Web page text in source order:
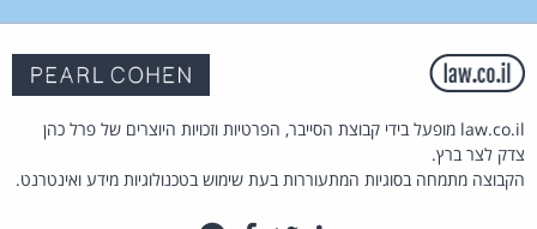
law.co.il מופעל בידי קבוצת הסייבר, הפרטיות וזכויות היוצרים של פרל כהן
צדק לצר ברץ.
הקבוצה מתמחה בסוגיות המתעוררות בעת שימוש בטכנולוגיות מידע ואינטרנט.